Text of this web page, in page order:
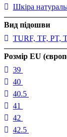
Шкіра
Вид підошви
TURF, TF, PT,
Розмір EU
39
40
40.5
41
42
42.5